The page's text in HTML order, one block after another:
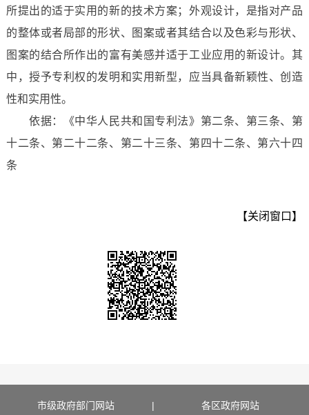
所提出的适于实用的新的技术方案；外观设计，是指对产品
的整体或者局部的形状、图案或者其结合以及色彩与形状、
图案的结合所作出的富有美感并适于工业应用的新设计。其
中，授予专利权的发明和实用新型，应当具备新颖性、创造
性和实用性。
依据：《中华人民共和国专利法》第二条、第三条、第
十二条、第二十二条、第二十三条、第四十二条、第六十四
条
【关闭窗口】
市级政府部门网站 | 各区政府网站